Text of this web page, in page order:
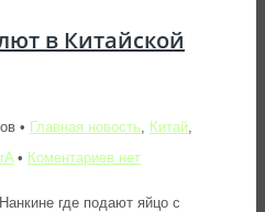
в Китайской
• Главная новость Китай
• Коментариев нет
где подают яйцо с